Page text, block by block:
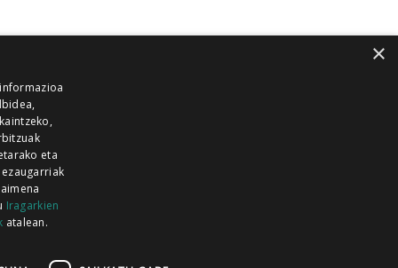
GUKA
×
eta
Iragarkien
atalean.